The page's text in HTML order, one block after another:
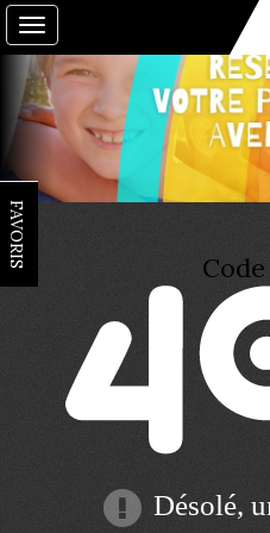
Toggle
navigation
FAVORIS
Désolé,